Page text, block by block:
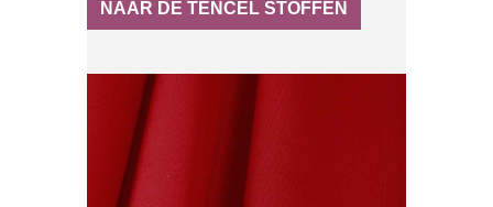
NAAR DE TENCEL STOFFEN